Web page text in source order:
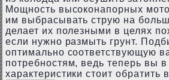
Мощность высоконапорных
им выбрасывать струю на
делает их полезными в целях
если нужно размыть грунт.
оптимально соответствующую
потребностям, ведь теперь вы в
характеристики стоит обратить